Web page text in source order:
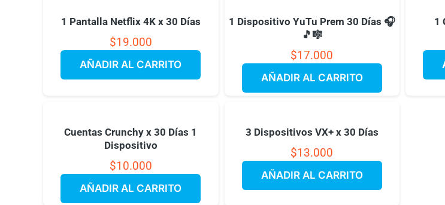
1 Pantalla Netflix 4K x 30 Días
$19.000
AÑADIR AL CARRITO
1 Dispositivo YuTu Prem 30 Días 🎧
🎵🎼
$17.000
AÑADIR AL CARRITO
1
Cuentas Crunchy x 30 Días 1
Dispositivo
$10.000
AÑADIR AL CARRITO
3 Dispositivos VX+ x 30 Días
$13.000
AÑADIR AL CARRITO